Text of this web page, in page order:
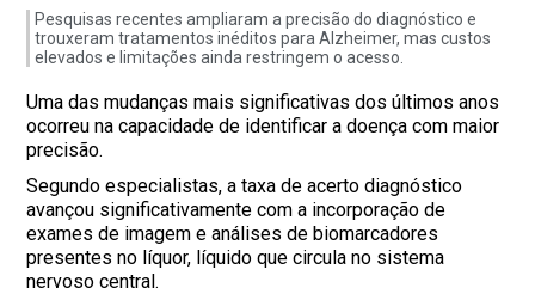
Pesquisas recentes ampliaram a precisão do diagnóstico e
trouxeram tratamentos inéditos para Alzheimer, mas custos
elevados e limitações ainda restringem o acesso.
Uma das mudanças mais significativas dos últimos anos
ocorreu na capacidade de identificar a doença com maior
precisão.
Segundo especialistas, a taxa de acerto diagnóstico
avançou significativamente com a incorporação de
exames de imagem e análises de biomarcadores
presentes no líquor, líquido que circula no sistema
nervoso central.